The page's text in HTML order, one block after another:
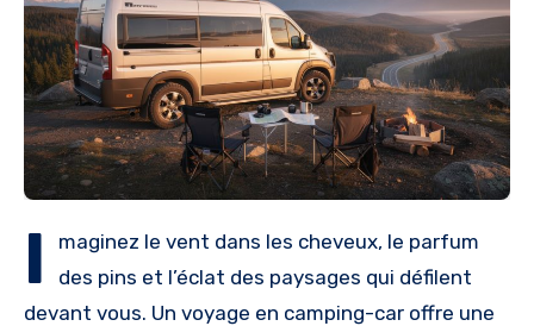
I
maginez le vent dans les cheveux, le parfum
des pins et l’éclat des paysages qui défilent
devant vous. Un voyage en camping-car offre une